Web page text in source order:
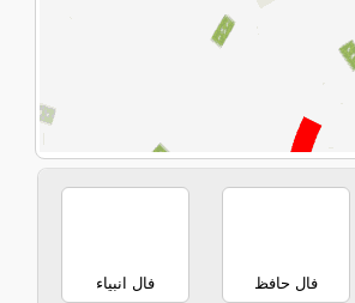
فال حافظ فال انبیاء